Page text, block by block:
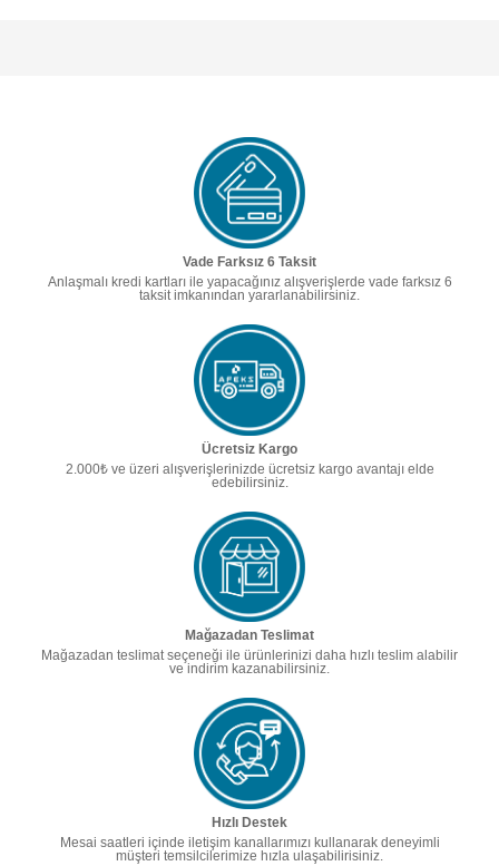
Vade Farksız 6 Taksit
Anlaşmalı kredi kartları ile yapacağınız alışverişlerde vade farksız 6
taksit imkanından yararlanabilirsiniz.
Ücretsiz Kargo
2.000₺ ve üzeri alışverişlerinizde ücretsiz kargo avantajı elde
edebilirsiniz.
Mağazadan Teslimat
Mağazadan teslimat seçeneği ile ürünlerinizi daha hızlı teslim alabilir
ve indirim kazanabilirsiniz.
Hızlı Destek
Mesai saatleri içinde iletişim kanallarımızı kullanarak deneyimli
müşteri temsilcilerimize hızla ulaşabilirisiniz.